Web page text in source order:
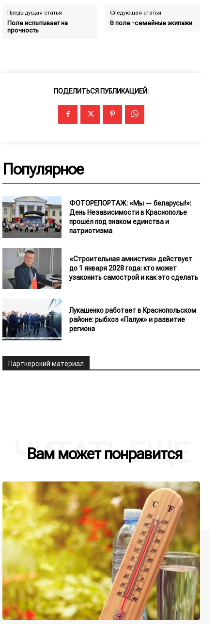
Предыдущая статья
Поле испытывает на
прочность
Следующая статья
В поле -семейные экипажи
ПОДЕЛИТЬСЯ ПУБЛИКАЦИЕЙ:
Популярное
ФОТОРЕПОРТАЖ: «Мы — беларусы!»:
День Независимости в Краснополье
прошёл под знаком единства и
патриотизма
«Строительная амнистия» действует
до 1 января 2028 года: кто может
узаконить самострой и как это сделать
Лукашенко работает в Краснопольском
районе: рыбхоз «Палуж» и развитие
региона
Партнерский материал
Вам может понравится
ЧИТАТЬ ЕЩЕ